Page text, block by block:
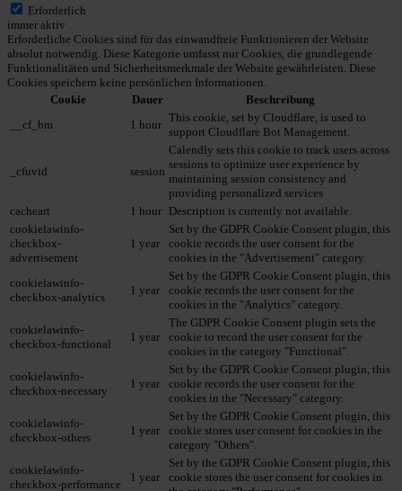
Erforderlich
immer aktiv
Erforderliche Cookies sind für das einwandfreie Funktionieren der Website
absolut notwendig. Diese Kategorie umfasst nur Cookies, die grundlegende
Funktionalitäten und Sicherheitsmerkmale der Website gewährleisten. Diese
Cookies speichern keine persönlichen Informationen.
Cookie
Dauer
Beschreibung
__cf_bm
1 hour
This cookie, set by Cloudflare, is used to
support Cloudflare Bot Management.
_cfuvid session
Calendly sets this cookie to track users across
sessions to optimize user experience by
maintaining session consistency and
providing personalized services
cacheart
1 hour Description is currently not available.
cookielawinfo-
checkbox-
advertisement
1 year
Set by the GDPR Cookie Consent plugin, this
cookie records the user consent for the
cookies in the "Advertisement" category.
cookielawinfo-
checkbox-analytics
1 year
Set by the GDPR Cookie Consent plugin, this
cookie records the user consent for the
cookies in the "Analytics" category.
cookielawinfo-
checkbox-functional
1 year
The GDPR Cookie Consent plugin sets the
cookie to record the user consent for the
cookies in the category "Functional".
cookielawinfo-
checkbox-necessary
1 year
Set by the GDPR Cookie Consent plugin, this
cookie records the user consent for the
cookies in the "Necessary" category.
cookielawinfo-
checkbox-others
1 year
Set by the GDPR Cookie Consent plugin, this
cookie stores user consent for cookies in the
category "Others".
cookielawinfo-
checkbox-performance
1 year
Set by the GDPR Cookie Consent plugin, this
cookie stores the user consent for cookies in